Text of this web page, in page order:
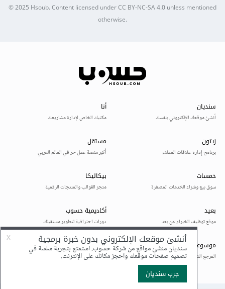
© 2025Hsoub.Content licensed underCC BY-NC-SA 4.0unless mentioned
otherwise.